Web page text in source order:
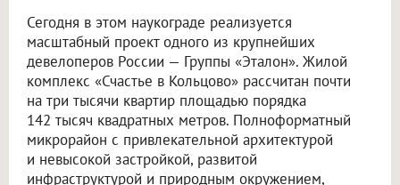
Сегодня в этом наукограде реализуется
масштабный проект одного из крупнейших
девелоперов России — Группы «Эталон». Жилой
комплекс «Счастье в Кольцово» рассчитан почти
на три тысячи квартир площадью порядка
142 тысяч квадратных метров. Полноформатный
микрорайон с привлекательной архитектурой
и невысокой застройкой, развитой
инфраструктурой и природным окружением,